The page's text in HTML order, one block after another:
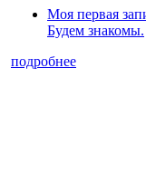
Моя первая
Будем знакомы.
подробнее